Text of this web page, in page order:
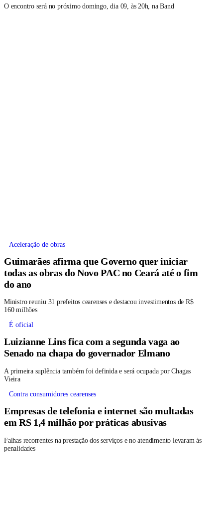
O encontro será no próximo domingo, dia 09, às 20h, na Band
Aceleração de obras
Guimarães afirma que Governo quer iniciar
todas as obras do Novo PAC no Ceará até o fim
do ano
Ministro reuniu 31 prefeitos cearenses e destacou investimentos de R$
160 milhões
É oficial
Luizianne Lins fica com a segunda vaga ao
Senado na chapa do governador Elmano
A primeira suplência também foi definida e será ocupada por Chagas
Vieira
Contra consumidores cearenses
Empresas de telefonia e internet são multadas
em RS 1,4 milhão por práticas abusivas
Falhas recorrentes na prestação dos serviços e no atendimento levaram às
penalidades